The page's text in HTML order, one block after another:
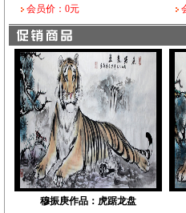
会员价：0元
穆振庚作品：虎踞龙盘